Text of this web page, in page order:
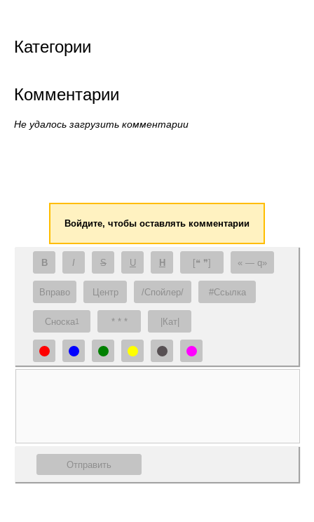
Категории
Комментарии
Не удалось загрузить комментарии
Войдите, чтобы оставлять комментарии
B I S U H [❝ ❞] — q
Вправо Центр /Спойлер/ #Ссылка
Сноска1 * * * |Кат|